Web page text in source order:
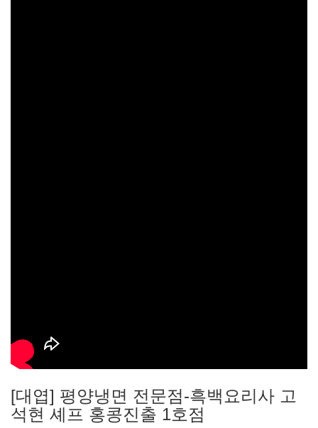
[대엽] 평양냉면 전문점-흑백요리사 고
석현 셰프 홍콩진출 1호점